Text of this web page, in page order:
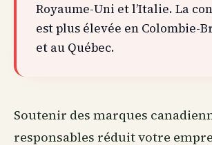
Royaume-Uni et l’Italie. La
est plus élevée en Colombie-
et au Québec.
Soutenir des marques
responsables réduit votre